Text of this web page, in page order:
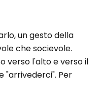
un gesto della
che socievole.
verso l'alto e verso il
"arrivederci". Per